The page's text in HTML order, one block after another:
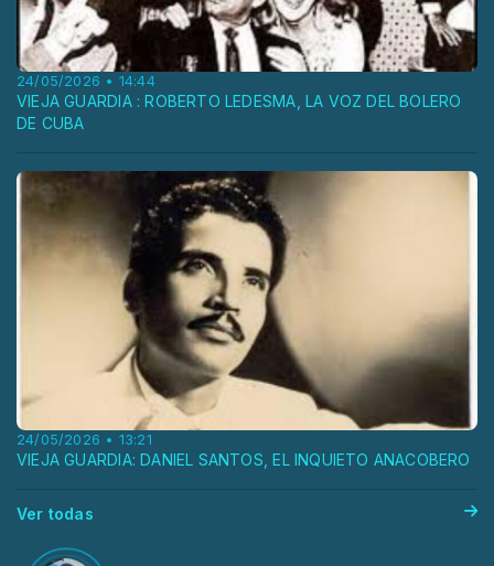
24/05/2026 • 14:44
VIEJA GUARDIA : ROBERTO LEDESMA, LA VOZ DEL BOLERO
DE CUBA
24/05/2026 • 13:21
VIEJA GUARDIA: DANIEL SANTOS, EL INQUIETO ANACOBERO
Ver todas